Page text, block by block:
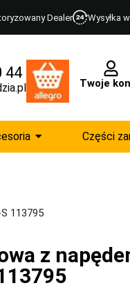
Dealer Wysyłka
44
Twoje
Części
113795
z